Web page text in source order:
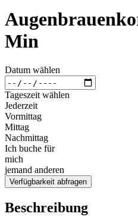
Min
Datum wählen
Tageszeit wählen
Jederzeit
Vormittag
Mittag
Nachmittag
Ich buche für
mich
jemand anderen
Verfügbarkeit abfragen
Beschreibung